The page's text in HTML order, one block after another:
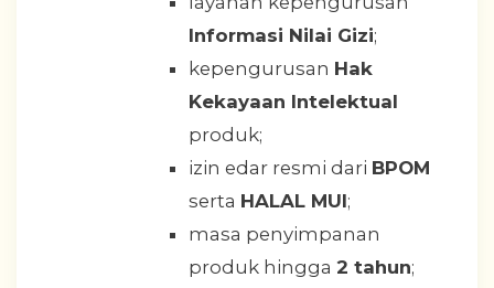
Informasi Nilai Gizi;
kepengurusan Hak
Kekayaan Intelektual
produk;
izin edar resmi dari BPOM
serta HALAL MUI;
masa penyimpanan
produk hingga 2 tahun;